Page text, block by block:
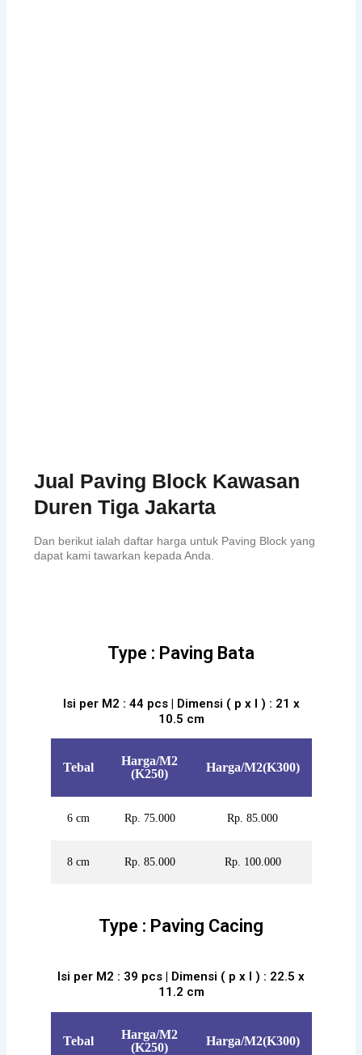
Jual Paving Block Kawasan
Duren Tiga Jakarta
Dan berikut ialah daftar harga untuk Paving Block yang
dapat kami tawarkan kepada Anda.
Type : Paving Bata
Isi per M2 : 44 pcs | Dimensi ( p x l ) : 21 x
10.5 cm
Tebal
Harga/M2
(K250)
Harga/M2(K300)
6 cm Rp. 75.000 Rp. 85.000
8 cm Rp. 85.000 Rp. 100.000
Type : Paving Cacing
Isi per M2 : 39 pcs | Dimensi ( p x l ) : 22.5 x
11.2 cm
Tebal
Harga/M2
(K250)
Harga/M2(K300)